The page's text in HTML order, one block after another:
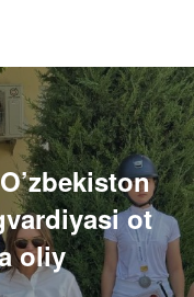
O’zbekiston
ot
oliy